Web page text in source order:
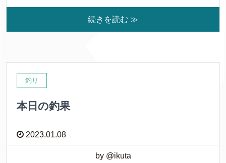
続きを読む ≫
釣り
本日の釣果
2023.01.08
by @ikuta